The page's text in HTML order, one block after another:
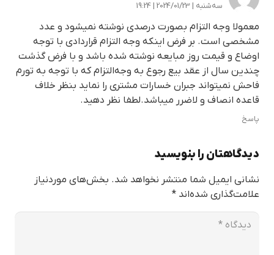
سه‌شنبه | 2024/01/23 | 19:24
معمولا وجه التزام بصورت درصدی نوشته نمیشود و عدد
مشخصی است. بر فرض اینکه وجه التزام قراردادی با توجه
اوضاع و قیمت روز مبایعه نوشته شده باشد و با فرض گذشت
چندین سال از عقد بیع رجوع به وجه‌التزام که با توجه به تورم
فاحش نمیتواند جبران خسارات مشتری را نماید بنظر خلاف
قاعده انصاف و لاضرر میباشد.لطفا نظر دهید.
پاسخ
دیدگاهتان را بنویسید
نشانی ایمیل شما منتشر نخواهد شد. بخش‌های موردنیاز
علامت‌گذاری شده‌اند *